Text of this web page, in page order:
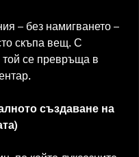
– без намигването –
скъпа вещ. С
той се превръща в
създаване на